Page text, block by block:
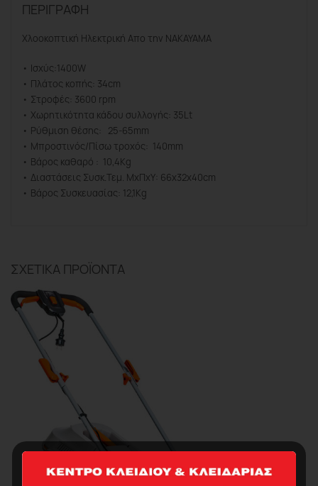
ΠΕΡΙΓΡΑΦΉ
Χλοοκοπτική Ηλεκτρική Απο την NAKAYAMA
• Ισχύς:1400W
• Πλάτος κοπής: 34cm
• Στροφές: 3600 rpm
• Χωρητικότητα κάδου συλλογής: 35Lt
• Ρύθμιση θέσης: 25-65mm
• Μπροστινός/Πίσω τροχός: 140mm
• Βάρος καθαρό : 10,4Kg
• Διαστάσεις Συσκ.Τεμ. ΜxΠxΥ: 66x32x40cm
• Βάρος Συσκευασίας: 12,1Kg
ΣΧΕΤΙΚΆ ΠΡΟΪΌΝΤΑ